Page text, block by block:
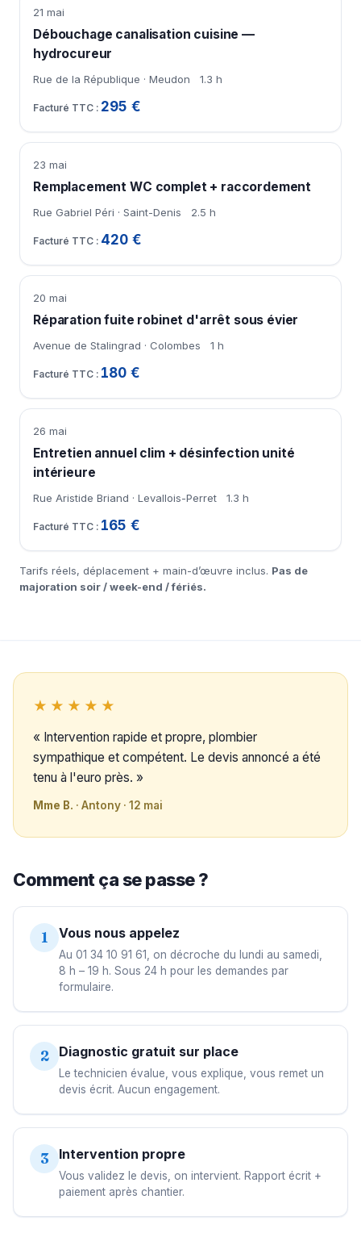
21 mai
Débouchage canalisation cuisine —
hydrocureur
Rue de la République · Meudon 1.3 h
295 €
23 mai
Remplacement WC complet + raccordement
Rue Gabriel Péri · Saint-Denis 2.5 h
420 €
20 mai
Réparation fuite robinet d'arrêt sous évier
Avenue de Stalingrad · Colombes 1 h
180 €
26 mai
Entretien annuel clim + désinfection unité
intérieure
Rue Aristide Briand · Levallois-Perret 1.3 h
165 €
Tarifs réels, déplacement + main-d’œuvre inclus. Pas de
majoration soir / week-end / fériés.
★★★★★
« Intervention rapide et propre, plombier
sympathique et compétent. Le devis annoncé a été
tenu à l'euro près. »
Mme B. · Antony · 12 mai
Comment ça se passe ?
1 Vous nous appelez
Au 01 34 10 91 61, on décroche du lundi au samedi,
8 h – 19 h. Sous 24 h pour les demandes par
formulaire.
2 Diagnostic gratuit sur place
Le technicien évalue, vous explique, vous remet un
devis écrit. Aucun engagement.
3 Intervention propre
Vous validez le devis, on intervient. Rapport écrit +
paiement après chantier.